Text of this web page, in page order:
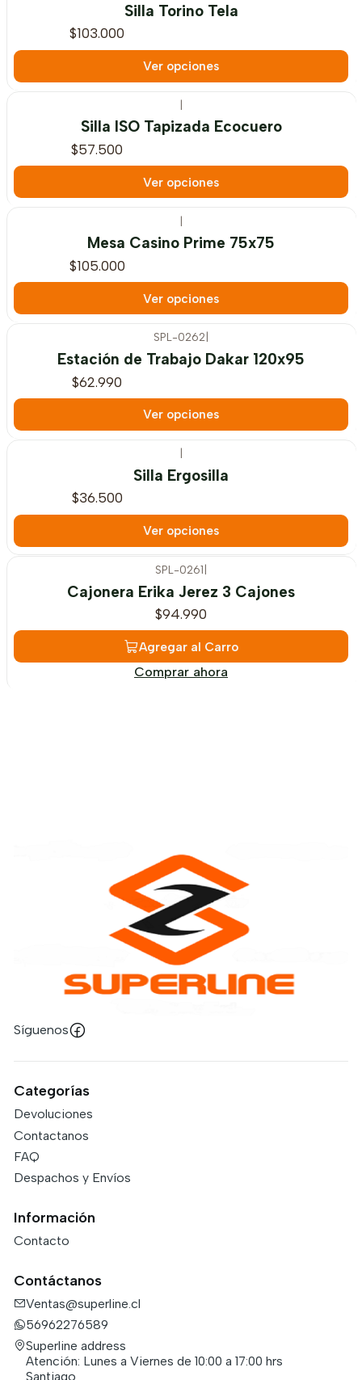
Silla Torino Tela
$103.000
Ver opciones
Silla ISO Tapizada Ecocuero
$57.500
Ver opciones
|
Mesa Casino Prime 75x75
$105.000
Ver opciones
SPL-0262
Estación de Trabajo Dakar 120x95
$62.990
Ver opciones
Silla Ergosilla
$36.500
Ver opciones
SPL-0261
Cajonera Erika Jerez 3 Cajones
$94.990
Agregar al Carro
Comprar ahora
Síguenos
Categorías
Devoluciones
Contactanos
FAQ
Despachos y Envíos
Información
Contacto
Contáctanos
Ventas@superline.cl
56962276589
Superline address
Atención: Lunes a Viernes de 10:00 a 17:00 hrs
Santiago